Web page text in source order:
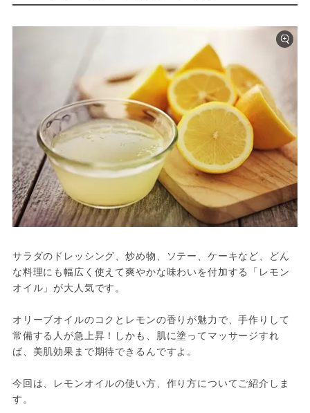
サラダのドレッシング、炒め物、ソテー、ケーキなど、どん
な料理にも幅広く使えて爽やかな味わいを付加する「レモン
オイル」が大人気です。
オリーブオイルのコクとレモンの香りが魅力で、手作りして
常備する人が急上昇！しかも、肌に塗ってマッサージすれ
ば、美肌効果まで期待できるんですよ。
今回は、レモンオイルの使い方、作り方についてご紹介しま
す。